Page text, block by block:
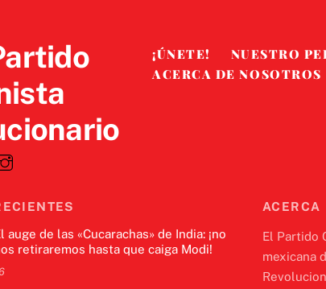
¡ÚNETE! NUESTRO
ACERCA DE NOSOTROS
auge de las «Cucarachas» de India: ¡no
retiraremos hasta que caiga Modi!
ACERCA
El Partido
mexicana